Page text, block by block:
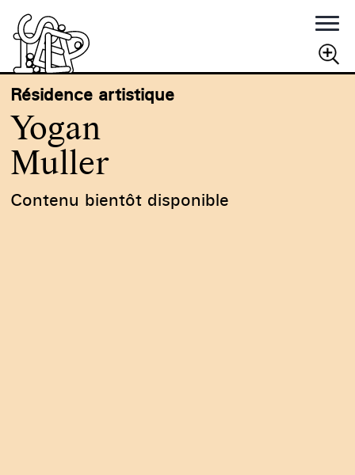
Résidence artistique
Yogan
Muller
Contenu bientôt disponible